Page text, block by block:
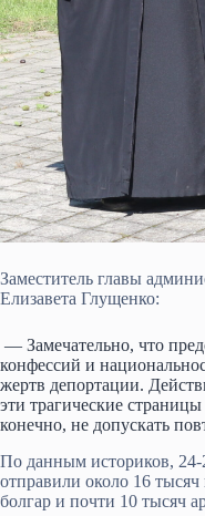
Заместитель главы
Елизавета Глущенко:
— Замечательно, что
конфессий и
жертв депортации.
эти трагические
конечно, не допускать
По данным историков,
отправили около 16 тысяч
болгар и почти 10 тысяч